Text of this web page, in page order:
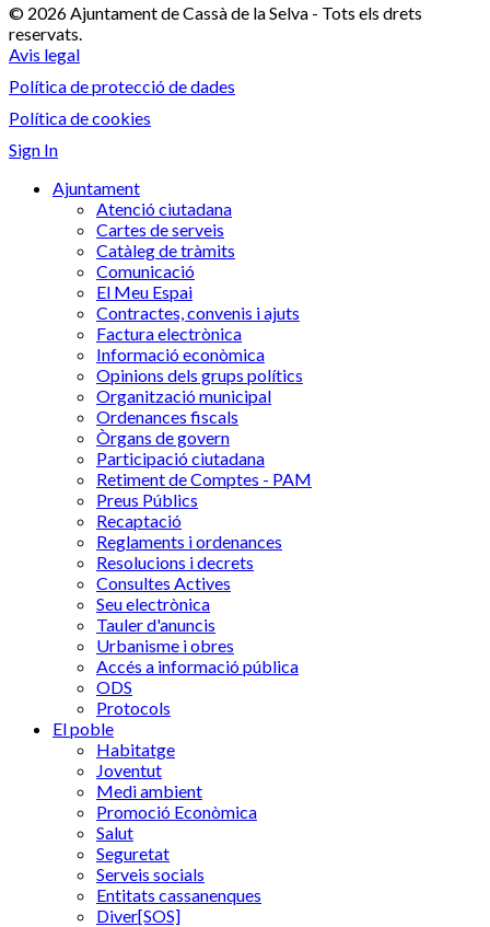
© 2026 Ajuntament de Cassà de la Selva - Tots els drets
reservats.
Avis legal
Política de protecció de dades
Política de cookies
Sign In
Ajuntament
Atenció ciutadana
Cartes de serveis
Catàleg de tràmits
Comunicació
El Meu Espai
Contractes, convenis i ajuts
Factura electrònica
Informació econòmica
Opinions dels grups polítics
Organització municipal
Ordenances fiscals
Òrgans de govern
Participació ciutadana
Retiment de Comptes - PAM
Preus Públics
Recaptació
Reglaments i ordenances
Resolucions i decrets
Consultes Actives
Seu electrònica
Tauler d'anuncis
Urbanisme i obres
Accés a informació pública
ODS
Protocols
El poble
Habitatge
Joventut
Medi ambient
Promoció Econòmica
Salut
Seguretat
Serveis socials
Entitats cassanenques
Diver[SOS]